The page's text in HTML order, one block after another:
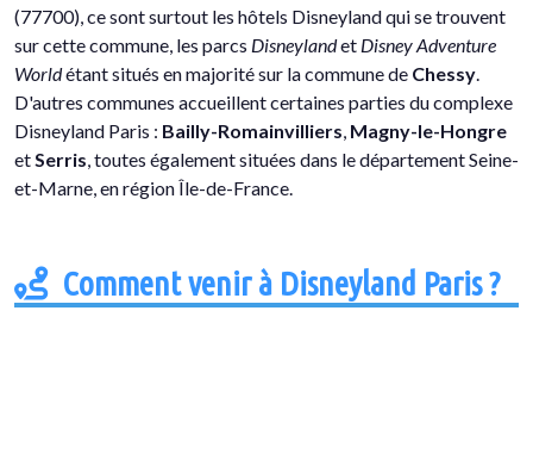
(77700), ce sont surtout les hôtels Disneyland qui se trouvent
sur cette commune, les parcs Disneylandet Disney Adventure
Worldétant situés en majorité sur la commune de Chessy.
D'autres communes accueillent certaines parties du complexe
Disneyland Paris : Bailly-Romainvilliers, Magny-le-Hongre
etSerris, toutes également situées dans le département Seine-
et-Marne, en région Île-de-France.
Comment venir à Disneyland Paris ?